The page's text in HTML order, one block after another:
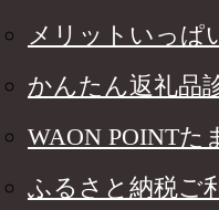
メリットいっぱ
かんたん返礼品
WAON POINTた
ふるさと納税ご